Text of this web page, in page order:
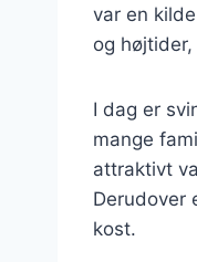
var en
og
I dag er
mange
attraktivt
Derudover
kost.